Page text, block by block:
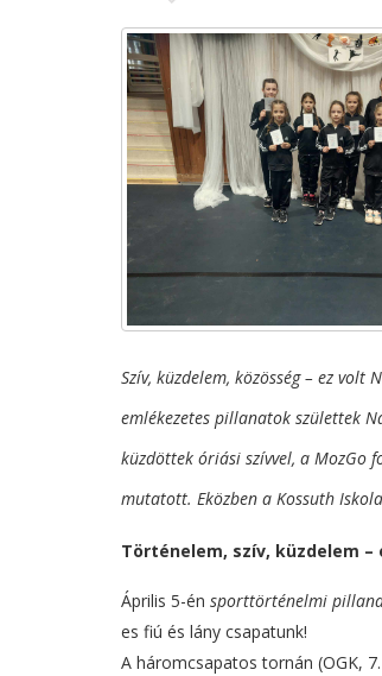
Szív, küzdelem, közösség – ez
emlékezetes pillanatok születtek
küzdöttek óriási szívvel, a MozGo
mutatott. Eközben a Kossuth
Történelem, szív, küzdelem
Április 5-én sporttörténelmi
es fiú és lány csapatunk!
A háromcsapatos tornán (OGK,